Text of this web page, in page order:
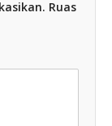
Ruas